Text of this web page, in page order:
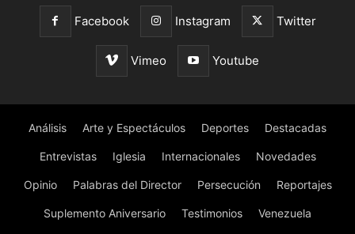
Facebook Instagram Twitter
Vimeo Youtube
Análisis Arte y Espectáculos Deportes Destacadas
Entrevistas Iglesia Internacionales Novedades
Opinio Palabras del Director Persecución Reportajes
Suplemento Aniversario Testimonios Venezuela